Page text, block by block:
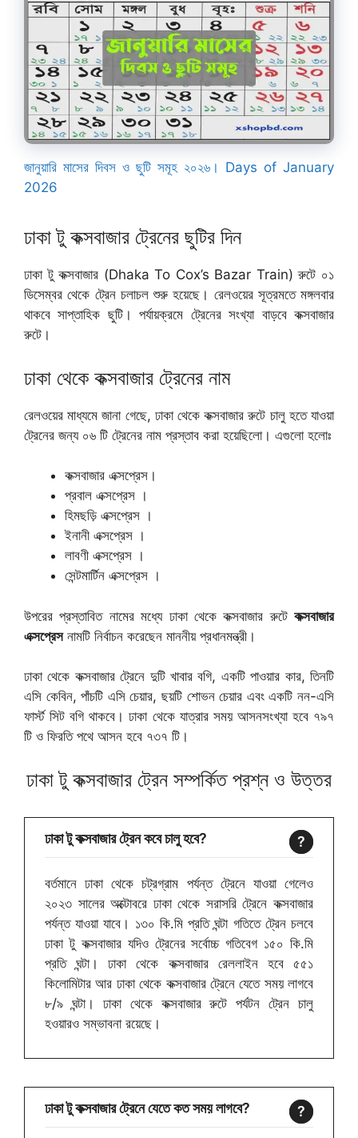
জানুয়ারি মাসের দিবস ও ছুটি সমূহ ২০২৬। Days of January
2026
ঢাকা টু কক্সবাজার ট্রেনের ছুটির দিন
ঢাকা টু কক্সবাজার (Dhaka To Cox’s Bazar Train) রুটে ০১
ডিসেম্বর থেকে ট্রেন চলাচল শুরু হয়েছে। রেলওয়ের সূত্রমতে মঙ্গলবার
থাকবে সাপ্তাহিক ছুটি। পর্যায়ক্রমে ট্রেনের সংখ্যা বাড়বে কক্সবাজার
রুটে।
ঢাকা থেকে কক্সবাজার ট্রেনের নাম
রেলওয়ের মাধ্যমে জানা গেছে, ঢাকা থেকে কক্সবাজার রুটে চালু হতে যাওয়া
ট্রেনের জন্য ০৬ টি ট্রেনের নাম প্রস্তাব করা হয়েছিলো। এগুলো হলোঃ
কক্সবাজার এক্সপ্রেস।
প্রবাল এক্সপ্রেস ।
হিমছড়ি এক্সপ্রেস ।
ইনানী এক্সপ্রেস ।
লাবণী এক্সপ্রেস ।
সেন্টমার্টিন এক্সপ্রেস ।
উপরের প্রস্তাবিত নামের মধ্যে ঢাকা থেকে কক্সবাজার রুটে কক্সবাজার
এক্সপ্রেসনামটি নির্বাচন করেছেন মাননীয় প্রধানমন্ত্রী।
ঢাকা থেকে কক্সবাজার ট্রেনে দুটি খাবার বগি, একটি পাওয়ার কার, তিনটি
এসি কেবিন, পাঁচটি এসি চেয়ার, ছয়টি শোভন চেয়ার এবং একটি নন-এসি
ফার্স্ট সিট বগি থাকবে। ঢাকা থেকে যাত্রার সময় আসনসংখ্যা হবে ৭৯৭
টি ও ফিরতি পথে আসন হবে ৭৩৭ টি।
ঢাকা টু কক্সবাজার ট্রেন সম্পর্কিত প্রশ্ন ও উত্তর
ঢাকা টু কক্সবাজার ট্রেন কবে চালু হবে?
বর্তমানে ঢাকা থেকে চট্রগ্রাম পর্যন্ত ট্রেনে যাওয়া গেলেও
২০২৩ সালের অক্টোবরে ঢাকা থেকে সরাসরি ট্রেনে কক্সবাজার
পর্যন্ত যাওয়া যাবে। ১৩০ কি.মি প্রতি ঘন্টা গতিতে ট্রেন চলবে
ঢাকা টু কক্সবাজার যদিও ট্রেনের সর্বোচ্চ গতিবেগ ১৫০ কি.মি
প্রতি ঘন্টা। ঢাকা থেকে কক্সবাজার রেললাইন হবে ৫৫১
কিলোমিটার আর ঢাকা থেকে কক্সবাজার ট্রেনে যেতে সময় লাগবে
৮/৯ ঘন্টা। ঢাকা থেকে কক্সবাজার রুটে পর্যটন ট্রেন চালু
হওয়ারও সম্ভাবনা রয়েছে।
ঢাকা টু কক্সবাজার ট্রেনে যেতে কত সময় লাগবে?